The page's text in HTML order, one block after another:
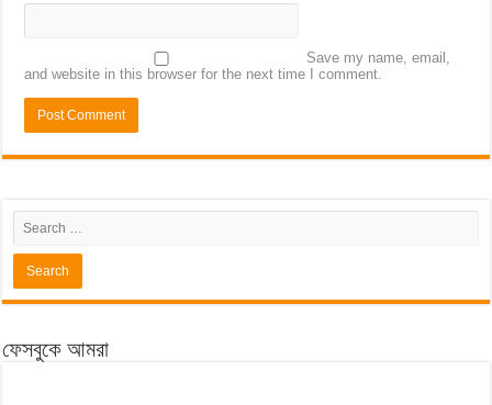
Save my name, email,
and website in this browser for the next time I comment.
ফেসবুকে আমরা